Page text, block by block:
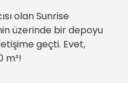
olan Sunrise
üzerinde bir depoyu
geçti. Evet,
m²!